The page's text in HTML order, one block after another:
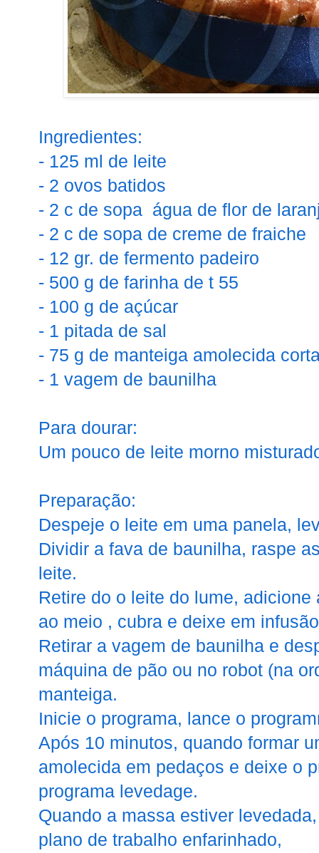
Ingredientes:
- 125 ml de leite
- 2 ovos batidos
- 2 c de sopa água de flor de
- 2 c de sopa de creme de fraiche
- 12 gr. de fermento padeiro
- 500 g de farinha de t 55
- 100 g de açúcar
- 1 pitada de sal
- 75 g de manteiga amolecida
- 1 vagem de baunilha
Para dourar:
Um pouco de leite morno
Preparação:
Despeje o leite em uma panela,
Dividir a fava de baunilha, raspe
leite.
Retire do o leite do lume,
ao meio , cubra e deixe em
Retirar a vagem de baunilha e
máquina de pão ou no robot (na
manteiga.
Inicie o programa, lance o
Após 10 minutos, quando formar
amolecida em pedaços e deixe o
programa levedage.
Quando a massa estiver
plano de trabalho enfarinhado,